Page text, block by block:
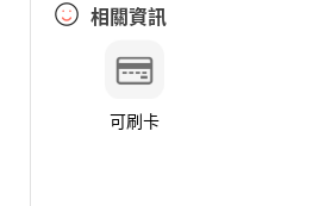
相關資訊
可刷卡